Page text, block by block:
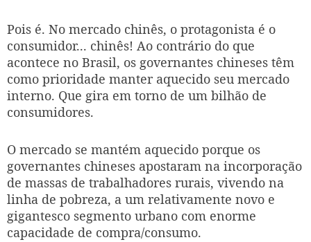
Pois é. No mercado chinês, o protagonista é o
consumidor... chinês! Ao contrário do que
acontece no Brasil, os governantes chineses têm
como prioridade manter aquecido seu mercado
interno. Que gira em torno de um bilhão de
consumidores.
O mercado se mantém aquecido porque os
governantes chineses apostaram na incorporação
de massas de trabalhadores rurais, vivendo na
linha de pobreza, a um relativamente novo e
gigantesco segmento urbano com enorme
capacidade de compra/consumo.